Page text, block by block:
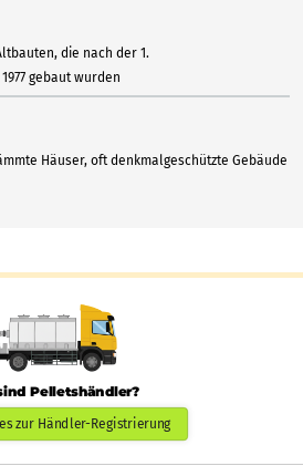
die nach der 1.
gebaut wurden
Häuser, oft denkmalgeschützte Gebäude
Pelletshändler?
zur Händler-Registrierung